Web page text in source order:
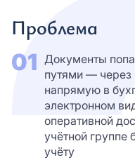
Проблема
01 Документы
путями —
напрямую в
электронном
оперативной
учётной группе
учёту